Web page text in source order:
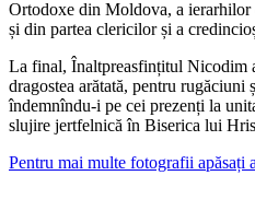
Ortodoxe din Moldova, a ierarhilor
și din partea clericilor și a
La final, Înaltpreasfințitul Nicodim
dragostea arătată, pentru
îndemnîndu-i pe cei prezenți la
slujire jertfelnică în Biserica lui
Pentru mai multe fotografii apăsați